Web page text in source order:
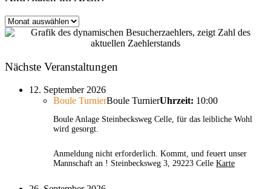
Aktivitäten
im
Nächste Veranstaltungen
12. September 2026
Boule TurnierBoule TurnierUhrzeit: 10:00
Boule Anlage Steinbecksweg Celle, für das leibliche Wohl
wird gesorgt.
Anmeldung nicht erforderlich. Kommt, und feuert unser
Mannschaft an ! Steinbecksweg 3, 29223 Celle Karte